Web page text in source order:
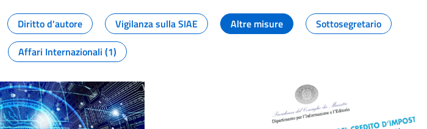
Diritto d'autore Vigilanza sulla SIAE Altre misure
Sottosegretario
Affari Internazionali (1)